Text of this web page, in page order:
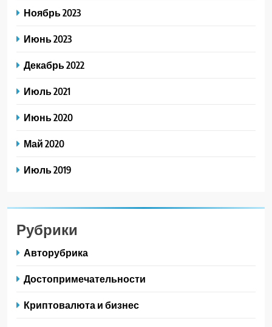
Ноябрь 2023
Июнь 2023
Декабрь 2022
Июль 2021
Июнь 2020
Май 2020
Июль 2019
Рубрики
Авторубрика
Достопримечательности
Криптовалюта и бизнес